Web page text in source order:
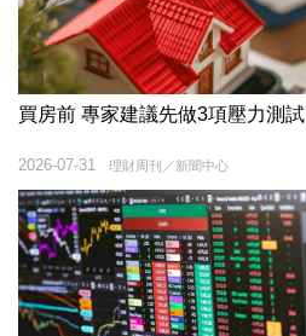
買房前 專家建議先做3項壓力測試
理財周刊／新聞中心
2026-07-31